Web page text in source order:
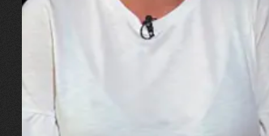
"Попри всі втрати, ми не
зламалися: тепер я бачу
свого вбитого чоловіка у
наших дітях"